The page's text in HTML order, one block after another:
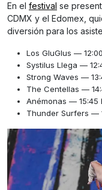
En el festival se
CDMX y el Edomex,
diversión para los
Los GluGlus —
Systilus Llega —
Strong Waves —
The Centellas —
Anémonas — 15:45
Thunder Surfers —